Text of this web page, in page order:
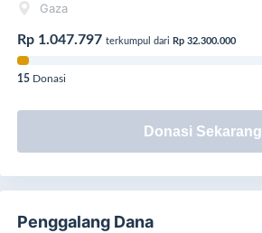
Gaza
Rp 1.047.797 terkumpul dari Rp 32.300.000
15 Donasi
Donasi Sekarang
Penggalang Dana